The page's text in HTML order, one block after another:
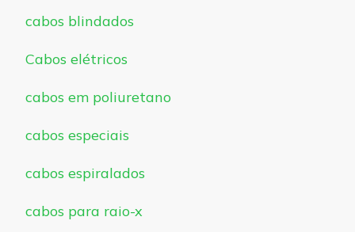
cabos blindados
Cabos elétricos
cabos em poliuretano
cabos especiais
cabos espiralados
cabos para raio-x